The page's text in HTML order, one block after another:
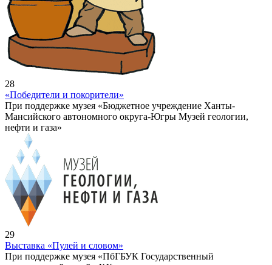
28
«Победители и покорители»
При поддержке музея «Бюджетное учреждение Ханты-
Мансийского автономного округа-Югры Музей геологии,
нефти и газа»
29
Выставка «Пулей и словом»
При поддержке музея «ПбГБУК Государственный